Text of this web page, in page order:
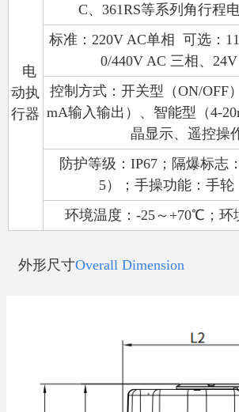
电
动执
行器
C、 361RS等系列角行程
标准： 220V AC单相 可选：
0/440V AC 三相、
控制方式：开关型（ON/OFF
mA输入输出）、智能型（4-
晶显示、遥控操
防护等级： IP67；隔爆标志：
5）；手操功能：手轮
环境温度： -25～ +70℃ ；环
外形尺寸Overall Dimension